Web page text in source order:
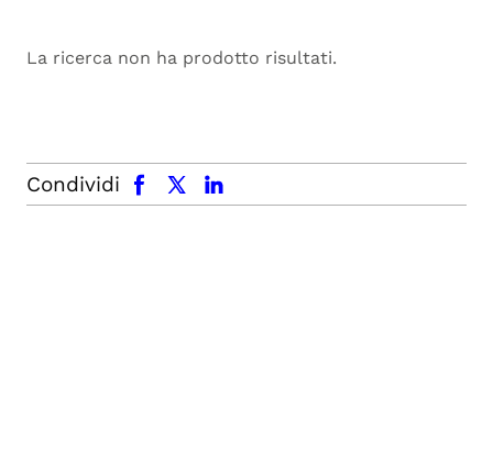
La ricerca non ha prodotto risultati.
Condividi
facebook x.com linkedin